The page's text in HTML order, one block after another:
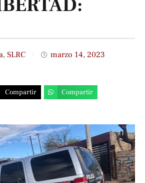
, SLRC marzo 14, 2023
Compartir Compartir